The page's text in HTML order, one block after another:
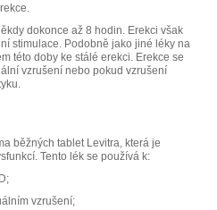
dokonce až 8 hodin. Erekci však
stimulace. Podobně jako jiné léky na
této doby ke stálé erekci. Erekce se
vzrušení nebo pokud vzrušení
běžných tablet Levitra, která je
Tento lék se používá k:
vzrušení;